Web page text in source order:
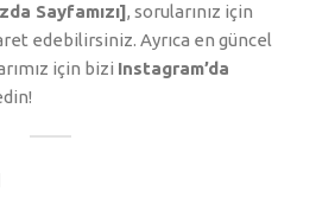
Sayfamızı], sorularınız için
edebilirsiniz. Ayrıca en güncel
için bizi Instagram’da